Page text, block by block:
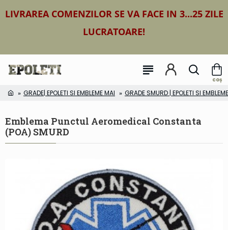
LIVRAREA COMENZILOR SE VA FACE IN 3...25 ZILE
LUCRATOARE!
GRADE| EPOLETI SI EMBLEME MAI GRADE SMURD | EPOLETI SI
Emblema Punctul Aeromedical Constanta
(POA) SMURD